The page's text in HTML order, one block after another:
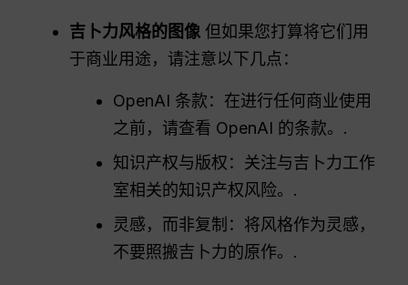
吉卜力风格的图像 但如果您打算将它们用
于商业用途，请注意以下几点：
OpenAI 条款：在进行任何商业使用
之前，请查看 OpenAI 的条款。.
知识产权与版权：关注与吉卜力工作
室相关的知识产权风险。.
灵感，而非复制：将风格作为灵感，
不要照搬吉卜力的原作。.